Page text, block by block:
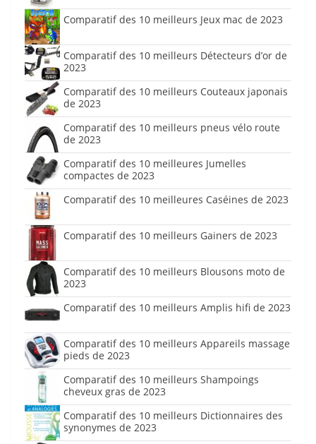
Comparatif des 10 meilleurs Jeux mac de 2023
Comparatif des 10 meilleurs Détecteurs d’or de
2023
Comparatif des 10 meilleurs Couteaux japonais
de 2023
Comparatif des 10 meilleurs pneus vélo route
de 2023
Comparatif des 10 meilleures Jumelles
compactes de 2023
Comparatif des 10 meilleures Caséines de 2023
Comparatif des 10 meilleurs Gainers de 2023
Comparatif des 10 meilleurs Blousons moto de
2023
Comparatif des 10 meilleurs Amplis hifi de 2023
Comparatif des 10 meilleurs Appareils massage
pieds de 2023
Comparatif des 10 meilleurs Shampoings
cheveux gras de 2023
Comparatif des 10 meilleurs Dictionnaires des
synonymes de 2023